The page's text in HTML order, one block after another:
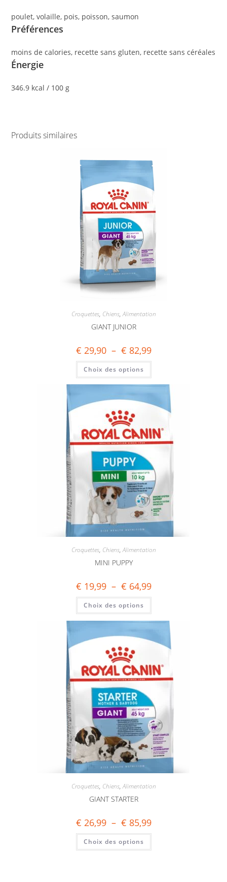
poulet, volaille, pois, poisson, saumon
Préférences
moins de calories, recette sans gluten, recette sans céréales
Énergie
346.9 kcal / 100 g
Produits similaires
Croquettes, Chiens,Alimentation
GIANT JUNIOR
€ 29,90 – € 82,99
Choix des options
Croquettes, Chiens,Alimentation
MINI PUPPY
€ 19,99 – € 64,99
Choix des options
Croquettes, Chiens,Alimentation
GIANT STARTER
€ 26,99 – € 85,99
Choix des options